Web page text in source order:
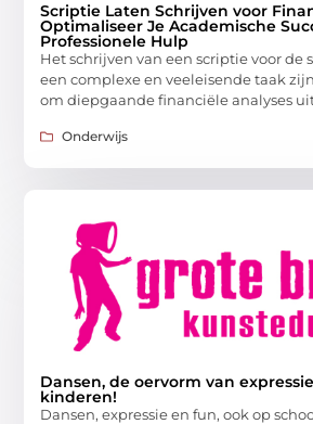
Scriptie Laten Schrijven voor
Optimaliseer Je Academische
Professionele Hulp
Het schrijven van een scriptie voor de
een complexe en veeleisende taak
om diepgaande financiële analyses
Onderwijs
Dansen, de oervorm van
kinderen!
Dansen, expressie en fun, ook op